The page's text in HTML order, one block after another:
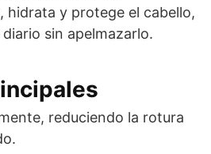
hidrata y protege el cabello,
sin apelmazarlo.
reduciendo la rotura